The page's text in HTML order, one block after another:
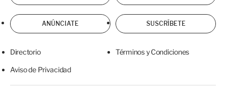
ANÚNCIATE SUSCRÍBETE
Directorio Términos y Condiciones
Aviso de Privacidad